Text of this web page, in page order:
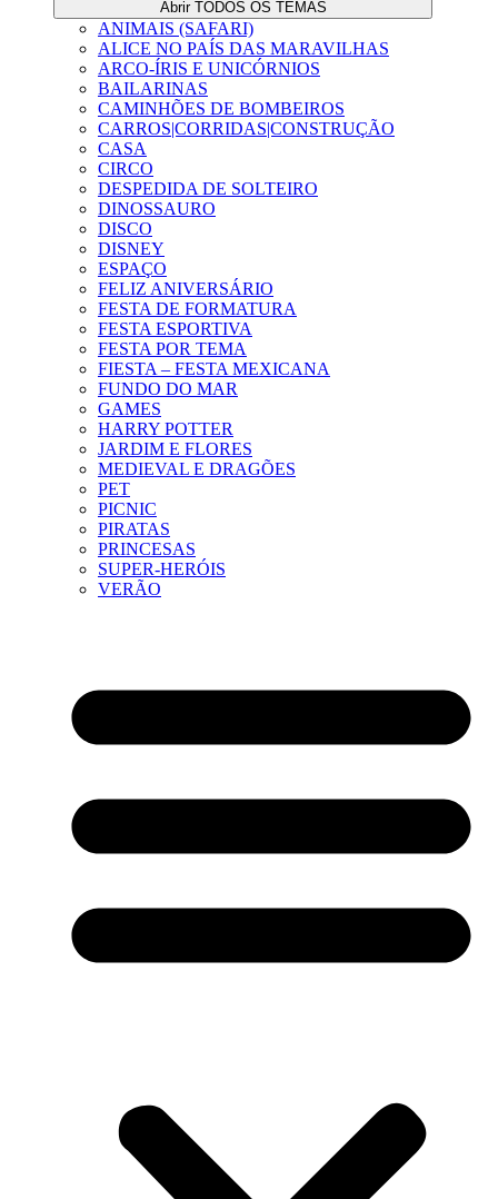
Abrir TODOS OS TEMAS
ANIMAIS (SAFARI)
ALICE NO PAÍS DAS MARAVILHAS
ARCO-ÍRIS E UNICÓRNIOS
BAILARINAS
CAMINHÕES DE BOMBEIROS
CARROS|CORRIDAS|CONSTRUÇÃO
CASA
CIRCO
DESPEDIDA DE SOLTEIRO
DINOSSAURO
DISCO
DISNEY
ESPAÇO
FELIZ ANIVERSÁRIO
FESTA DE FORMATURA
FESTA ESPORTIVA
FESTA POR TEMA
FIESTA – FESTA MEXICANA
FUNDO DO MAR
GAMES
HARRY POTTER
JARDIM E FLORES
MEDIEVAL E DRAGÕES
PET
PICNIC
PIRATAS
PRINCESAS
SUPER-HERÓIS
VERÃO